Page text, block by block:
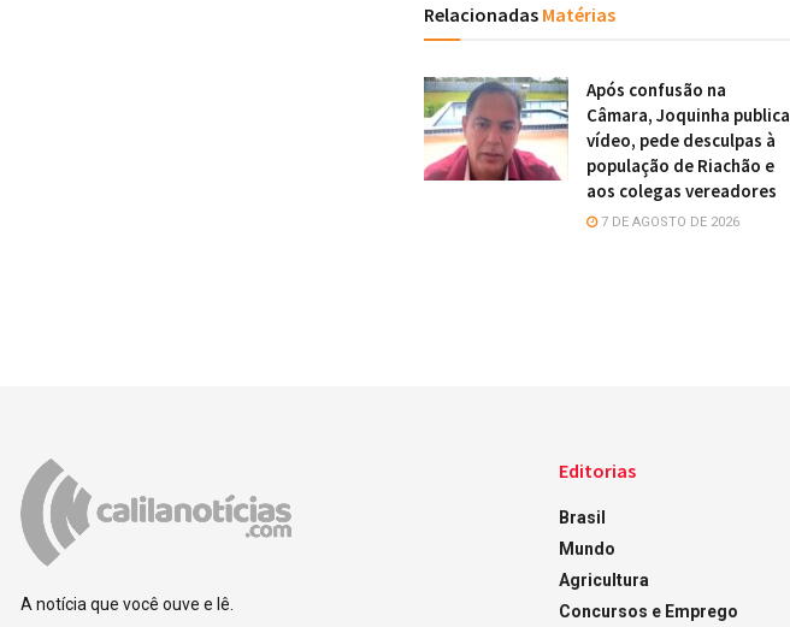
Relacionadas Matérias
Após confusão na
Câmara, Joquinha publica
vídeo, pede desculpas à
população de Riachão e
aos colegas vereadores
7 DE AGOSTO DE 2026
A notícia que você ouve e lê.
Editorias
Brasil
Mundo
Agricultura
Concursos e Emprego